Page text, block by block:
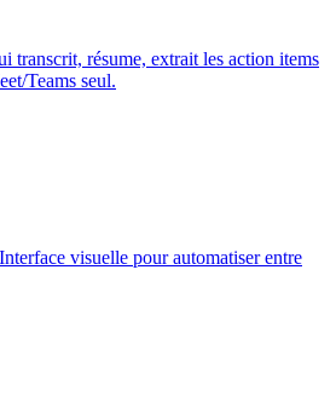
transcrit, résume, extrait les action items
Teams seul.
visuelle pour automatiser entre